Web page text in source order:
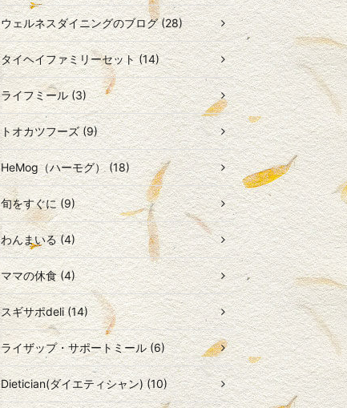
ウェルネスダイニングのブログ (28)
タイヘイファミリーセット (14)
ライフミール (3)
トオカツフーズ (9)
HeMog（ハーモグ） (18)
旬をすぐに (9)
わんまいる (4)
ママの休食 (4)
スギサポdeli (14)
ライザップ・サポートミール (6)
Dietician(ダイエティシャン) (10)